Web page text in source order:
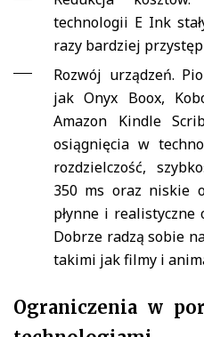
technologii E Ink
razy bardziej
Rozwój urządzeń.
jak Onyx Boox,
Amazon Kindle
osiągnięcia w
rozdzielczość,
350 ms oraz niskie
płynne i realistyczne
Dobrze radzą sobie
takimi jak filmy i
Ograniczenia w